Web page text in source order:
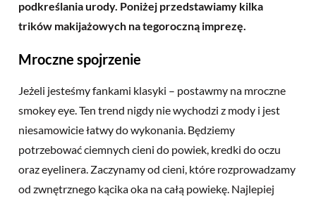
podkreślania urody. Poniżej przedstawiamy kilka
trików makijażowych na tegoroczną imprezę.
Mroczne spojrzenie
Jeżeli jesteśmy fankami klasyki – postawmy na mroczne
smokey eye. Ten trend nigdy nie wychodzi z mody i jest
niesamowicie łatwy do wykonania. Będziemy
potrzebować ciemnych cieni do powiek, kredki do oczu
oraz eyelinera. Zaczynamy od cieni, które rozprowadzamy
od zwnętrznego kącika oka na całą powiekę. Najlepiej